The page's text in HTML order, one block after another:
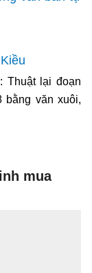
: Thuật lại đoạn
bằng văn xuôi,
mua